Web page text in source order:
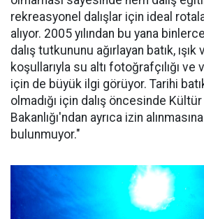
rekreasyonel dalışlar için ideal
alıyor. 2005 yılından bu yana
dalış tutkununu ağırlayan batık,
koşullarıyla su altı fotoğrafçılığı
için de büyük ilgi görüyor. Tarihi
olmadığı için dalış öncesinde
Bakanlığı'ndan ayrıca izin
bulunmuyor."